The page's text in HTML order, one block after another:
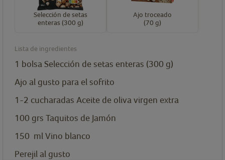
Selección de setas
enteras (300 g)
Ajo troceado
(70 g)
Lista de ingredientes
1 bolsa Selección de setas enteras (300 g)
Ajo al gusto para el sofrito
1-2 cucharadas Aceite de oliva virgen extra
100 grs Taquitos de Jamón
150 ml Vino blanco
Perejil al gusto